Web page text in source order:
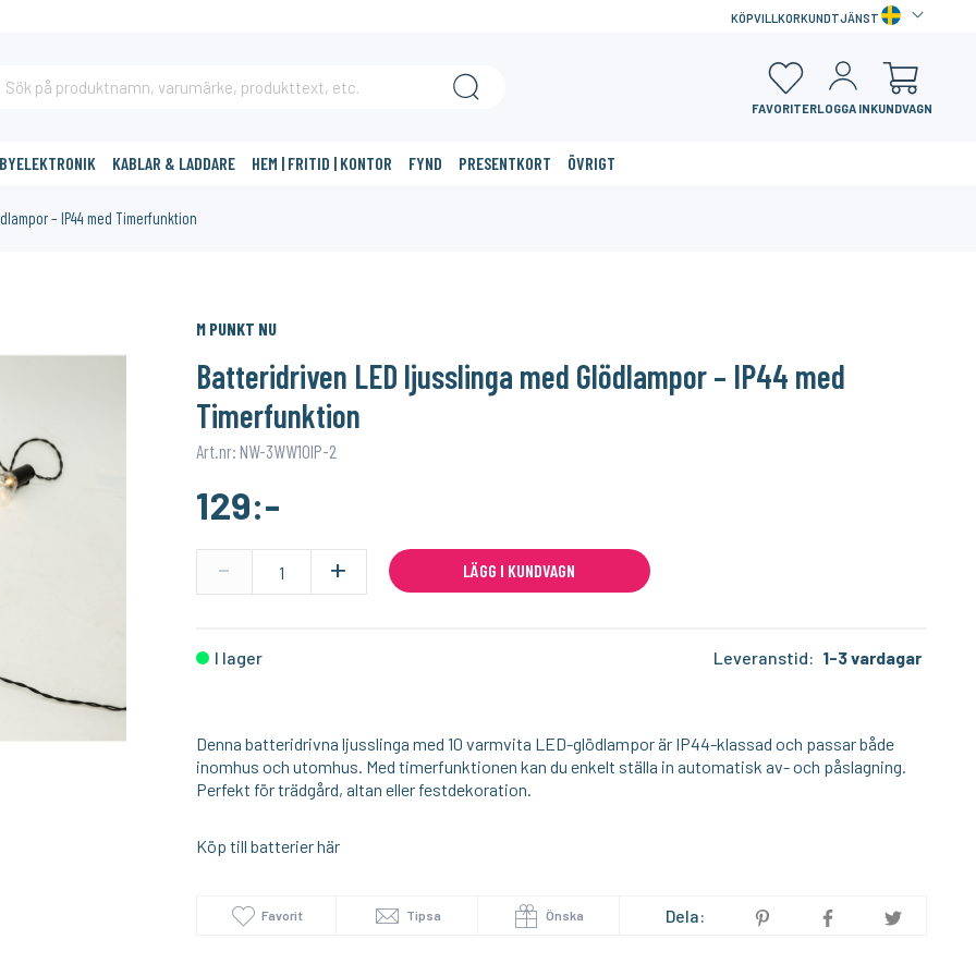
KÖPVILLKORKUNDTJÄNST
FAVORITERLOGGA INKUNDVAGN
KABLAR & LADDARE HEM | FRITID | KONTOR FYND PRESENTKORT ÖVRIGT
– IP44 med Timerfunktion
LED-ljusslinga 10 lampor med rottingdetaljer
LUMIMORE
LED-list - Ställbart vitt ljus - 2700-6500K - IP20 - 24V - 140LED/m
M PUNKT NU
Batteridriven LED ljusslinga med Glödlampor – IP44 med
Timerfunktion
Art.nr: NW-3WW10IP-2
129:-
- + LÄGG I KUNDVAGN
I lager Leveranstid: 1-3 vardagar
Denna batteridrivna ljusslinga med 10 varmvita LED-glödlampor är IP44-klassad och passar både
inomhus och utomhus. Med timerfunktionen kan du enkelt ställa in automatisk av- och påslagning.
Perfekt för trädgård, altan eller festdekoration.
Köp till batterier här
Favorit Tipsa Önska Dela: